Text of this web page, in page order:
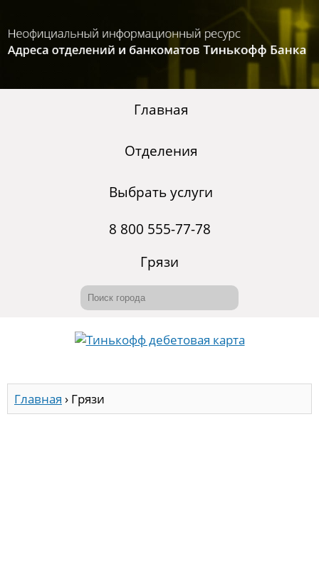
Главная
Отделения
Выбрать услуги
8 800 555-77-78
Грязи
Главная › Грязи